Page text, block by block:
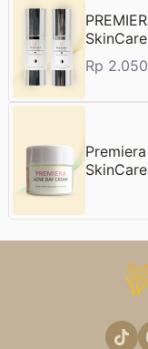
SkinCare
Rp
SkinCare